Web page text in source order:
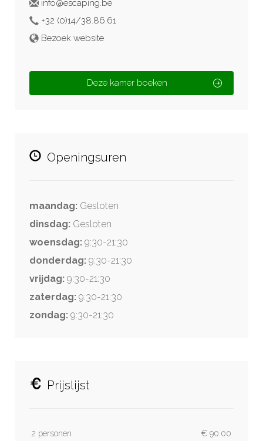
info@escaping.be
+32 (0)14/38.86.61
Bezoek website
Deze kamer boeken
Openingsuren
maandag: Gesloten
dinsdag: Gesloten
woensdag: 9:30-21:30
donderdag: 9:30-21:30
vrijdag: 9:30-21:30
zaterdag: 9:30-21:30
zondag: 9:30-21:30
Prijslijst
2 personen € 90.00